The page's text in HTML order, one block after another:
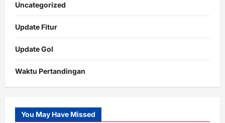
Uncategorized
Update Fitur
Update Gol
Waktu Pertandingan
Slot
Gacor
You May Have Missed